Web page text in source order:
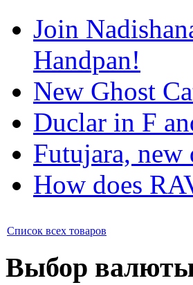
Join
Handpan!
New Ghost
Duclar in F
Futujara, new
How does
Список всех товаров
Выбор